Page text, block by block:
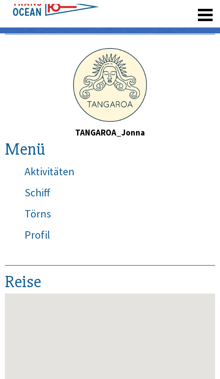
TANGAROA_Jonna
Menü
Aktivitäten
Schiff
Törns
Profil
Reise